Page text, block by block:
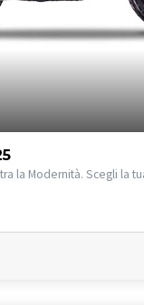
la Modernità. Scegli la